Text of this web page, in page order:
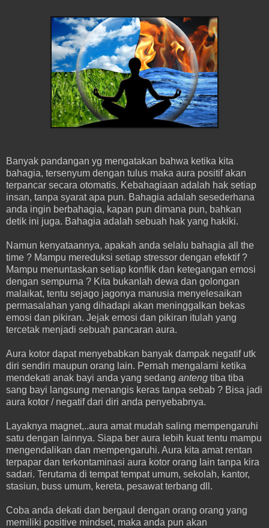
Banyak pandangan yg mengatakan bahwa ketika kita
bahagia, tersenyum dengan tulus maka aura positif akan
terpancar secara otomatis. Kebahagiaan adalah hak setiap
insan, tanpa syarat apa pun. Bahagia adalah sesederhana
anda ingin berbahagia, kapan pun dimana pun, bahkan
detik ini juga. Bahagia adalah sebuah hak yang hakiki.
Namun kenyataannya, apakah anda selalu bahagia all the
time ? Mampu mereduksi setiap stressor dengan efektif ?
Mampu menuntaskan setiap konflik dan ketegangan emosi
dengan sempurna ? Kita bukanlah dewa dan golongan
malaikat, tentu sejago jagonya manusia menyelesaikan
permasalahan yang dihadapi akan meninggalkan bekas
emosi dan pikiran. Jejak emosi dan pikiran itulah yang
tercetak menjadi sebuah pancaran aura.
Aura kotor dapat menyebabkan banyak dampak negatif utk
diri sendiri maupun orang lain. Pernah mengalami ketika
mendekati anak bayi anda yang sedang anteng tiba tiba
sang bayi langsung menangis keras tanpa sebab ? Bisa jadi
aura kotor / negatif dari diri anda penyebabnya.
Layaknya magnet,..aura amat mudah saling mempengaruhi
satu dengan lainnya. Siapa ber aura lebih kuat tentu mampu
mengendalikan dan mempengaruhi. Aura kita amat rentan
terpapar dan terkontaminasi aura kotor orang lain tanpa kira
sadari. Terutama di tempat tempat umum, sekolah, kantor,
stasiun, buss umum, kereta, pesawat terbang dll.
Coba anda dekati dan bergaul dengan orang orang yang
memiliki positive mindset, maka anda pun akan